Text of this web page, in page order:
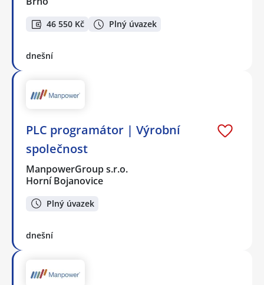
46 550 Kč Plný úvazek
dnešní
PLC programátor | Výrobní
společnost
ManpowerGroup s.r.o.
Horní Bojanovice
Plný úvazek
dnešní